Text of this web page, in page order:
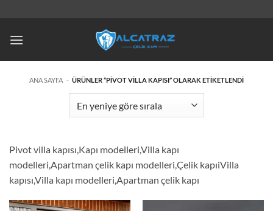
ANA SAYFA - ÜRÜNLER “PIVOT VILLA KAPISI” OLARAK ETIKETLENDI
Pivot villa kapısı,Kapı modelleri,Villa kapı
modelleri,Apartman çelik kapı modelleri,Çelik kapıiVilla
kapısı,Villa kapı modelleri,Apartman çelik kapı